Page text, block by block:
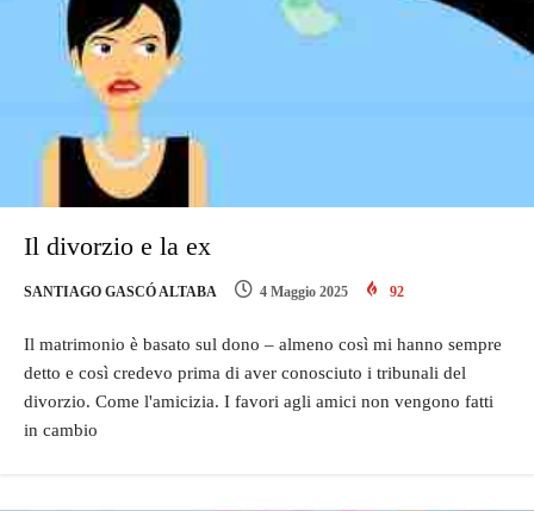
Il divorzio e la ex
SANTIAGO GASCÓ ALTABA 4 Maggio 2025 92
Il matrimonio è basato sul dono – almeno così mi hanno sempre
detto e così credevo prima di aver conosciuto i tribunali del
divorzio. Come l'amicizia. I favori agli amici non vengono fatti
in cambio